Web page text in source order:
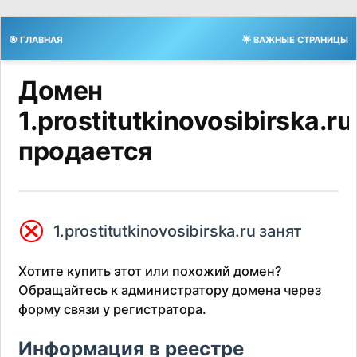
🎯 ГЛАВНАЯ 🌟 ВАЖНЫЕ СТРАНИЦЫ
Домен
1.prostitutkinovosibirska.ru
продается
⮿ 1.prostitutkinovosibirska.ru занят
Хотите купить этот или похожий домен?
Обращайтесь к администратору домена через
форму связи у регистратора.
Информация в реестре